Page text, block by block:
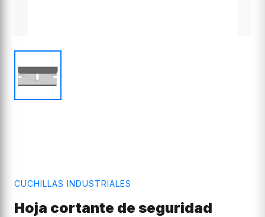
CUCHILLAS INDUSTRIALES
Hoja cortante de seguridad